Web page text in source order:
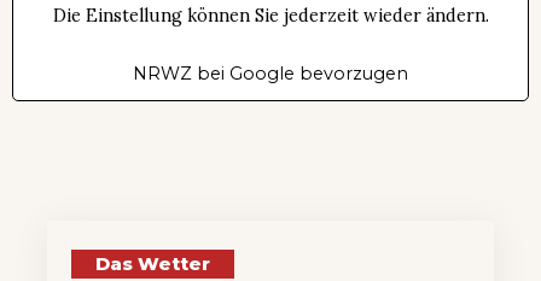
Die Einstellung können Sie jederzeit wieder ändern.
NRWZ bei Google bevorzugen
Das Wetter